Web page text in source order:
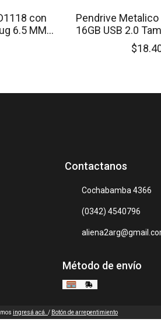
con
6.5 MM
SIN STOCK
Pendrive Metalico
16GB USB 2.0
Para
Contactanos
Cochabamba 4366
(0342) 4540796
Método de envío
ingresá acá. / Botón de arrepentimiento